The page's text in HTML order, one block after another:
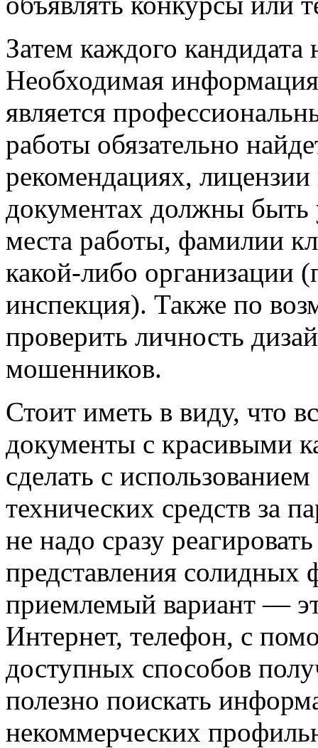
Затем каждого
Необходимая информация
является
работы обязательно
рекомендациях,
документах должны быть
места работы, фамилии
какой-либо организации
инспекция). Также по
проверить личность
мошенников.
Стоит иметь в виду, что
документы с красивыми
сделать с
технических средств за
не надо сразу
представления
приемлемый вариант —
Интернет, телефон, с
доступных способов
полезно поискать
некоммерческих